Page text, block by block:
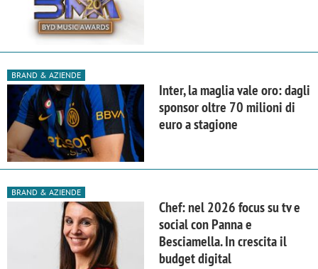
BRAND & AZIENDE
Inter, la maglia vale oro: dagli
sponsor oltre 70 milioni di
euro a stagione
BRAND & AZIENDE
Chef: nel 2026 focus su tv e
social con Panna e
Besciamella. In crescita il
budget digital